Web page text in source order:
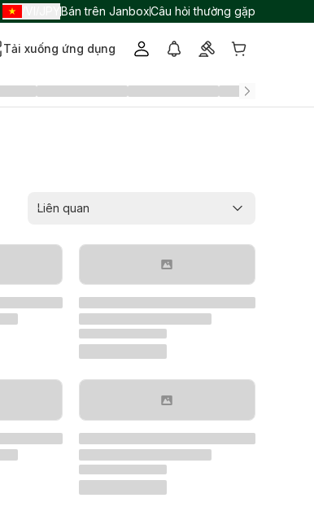
Bán trên JanboxCâu hỏi thường gặp
Tải xuống ứng dụng
Liên quan